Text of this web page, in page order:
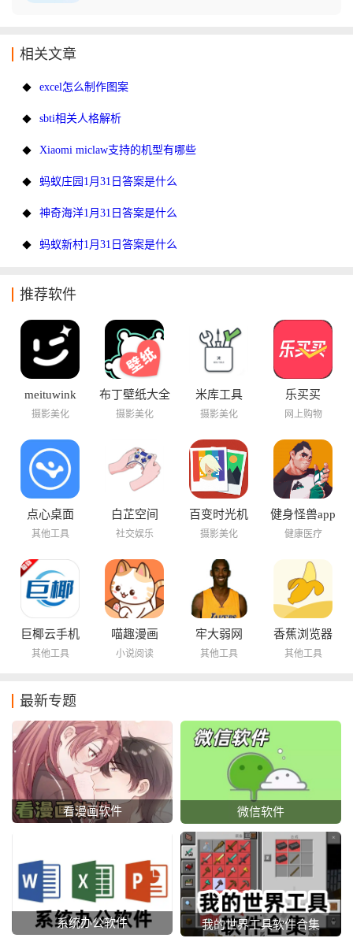
相关文章
excel怎么制作图案
sbti相关人格解析
Xiaomi miclaw支持的机型有哪些
蚂蚁庄园1月31日答案是什么
神奇海洋1月31日答案是什么
蚂蚁新村1月31日答案是什么
推荐软件
meituwink
摄影美化
布丁壁纸大全
摄影美化
米库工具
摄影美化
乐买买
网上购物
点心桌面
其他工具
白芷空间
社交娱乐
百变时光机
摄影美化
健身怪兽app
健康医疗
巨椰云手机
其他工具
喵趣漫画
小说阅读
牢大弱网
其他工具
香蕉浏览器
其他工具
最新专题
看漫画软件 微信软件
系统办公软件 我的世界工具软件合集